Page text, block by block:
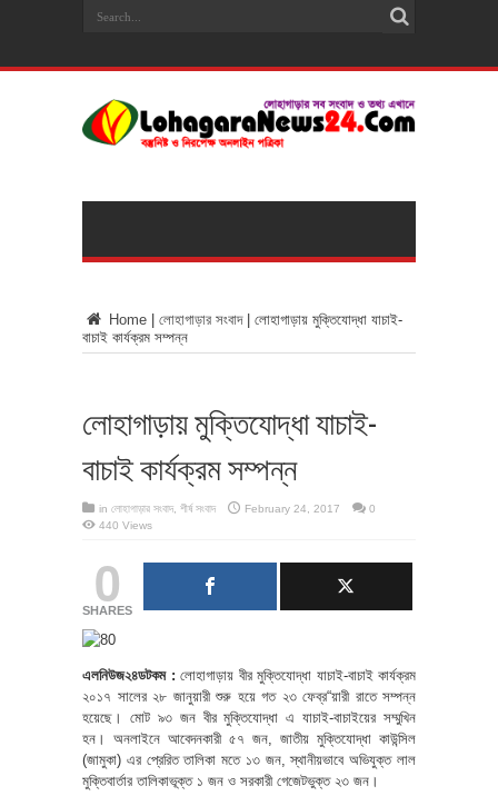
Home লোহাগাড়ার সংবাদ
লোহাগাড়ায় মুক্তিযোদ্ধা যাচাই-
বাচাই কার্যক্রম সম্পন্ন
লোহাগাড়ায় মুক্তিযোদ্ধা যাচাই-
বাচাই কার্যক্রম সম্পন্ন
in লোহাগাড়ার সংবাদ শীর্ষ সংবাদ February 24, 2017
0
440 Views
0
SHARES
এলনিউজ২৪ডটকম : লোহাগাড়ায় বীর মুক্তিযোদ্ধা যাচাই-বাচাই কার্যক্রম
২০১৭ সালের ২৮ জানুয়ারী শুরু হয়ে গত ২৩ ফেব্র“য়ারী রাতে সম্পন্ন
হয়েছে। মোট ৯৩ জন বীর মুক্তিযোদ্ধা এ যাচাই-বাচাইয়ের সম্মুখিন
হন। অনলাইনে আবেদনকারী ৫৭ জন, জাতীয় মুক্তিযোদ্ধা কাউন্সিল
(জামুকা) এর প্রেরিত তালিকা মতে ১৩ জন, স্থানীয়ভাবে অভিযুক্ত লাল
মুক্তিবার্তার তালিকাভূক্ত ১ জন ও সরকারী গেজেটভুক্ত ২৩ জন।